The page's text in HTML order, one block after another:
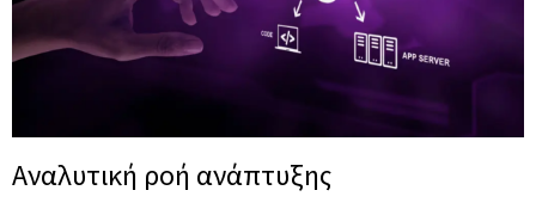
Αναλυτική ροή ανάπτυξης